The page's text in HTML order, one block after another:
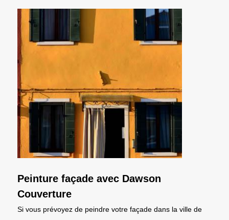
Peinture façade avec Dawson
Couverture
Si vous prévoyez de peindre votre façade dans la ville de